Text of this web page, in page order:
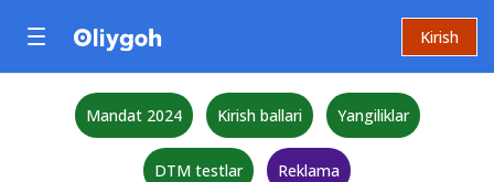
Kirish
Mandat 2024 Kirish ballari Yangiliklar
DTM testlar Reklama